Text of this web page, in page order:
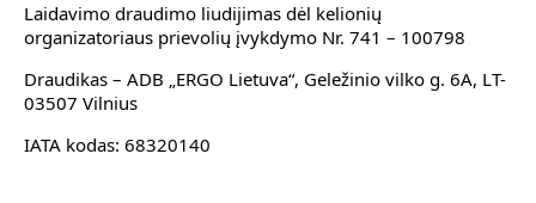
Laidavimo draudimo liudijimas dėl kelionių
organizatoriaus prievolių įvykdymo Nr. 741 – 100798
Draudikas – ADB „ERGO Lietuva“, Geležinio vilko g. 6A, LT-
03507 Vilnius
IATA kodas: 68320140